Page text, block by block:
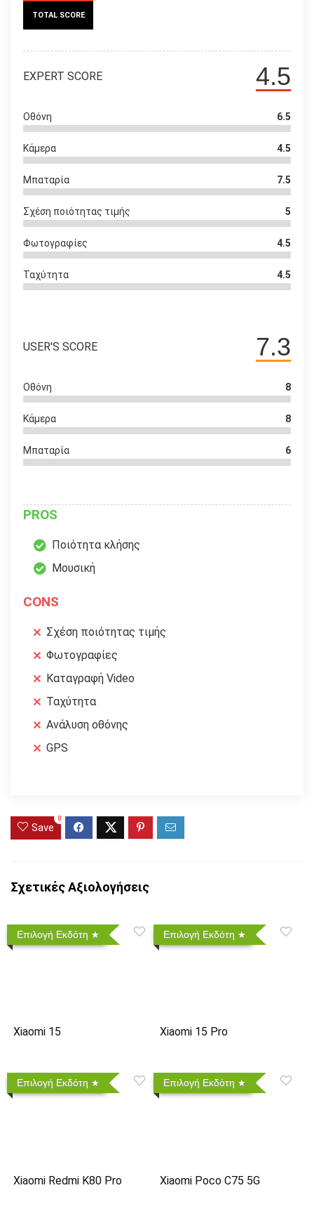
TOTAL SCORE
4.5
EXPERT SCORE
Οθόνη 6.5
Κάμερα 4.5
Μπαταρία 7.5
Σχέση ποιότητας τιμής 5
Φωτογραφίες 4.5
Ταχύτητα 4.5
7.3
USER'S SCORE
Οθόνη 8
Κάμερα 8
Μπαταρία 6
PROS
Ποιότητα κλήσης
Μουσική
CONS
Σχέση ποιότητας τιμής
Φωτογραφίες
Καταγραφή Video
Ταχύτητα
Ανάλυση οθόνης
GPS
Save
0
Σχετικές Αξιολογήσεις
Επιλογή Εκδότη
Xiaomi 15
Επιλογή Εκδότη
Xiaomi 15 Pro
Επιλογή Εκδότη
Xiaomi Redmi K80 Pro
Επιλογή Εκδότη
Xiaomi Poco C75 5G